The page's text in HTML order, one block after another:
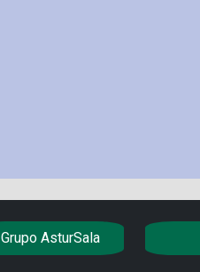
Grupo AsturSala